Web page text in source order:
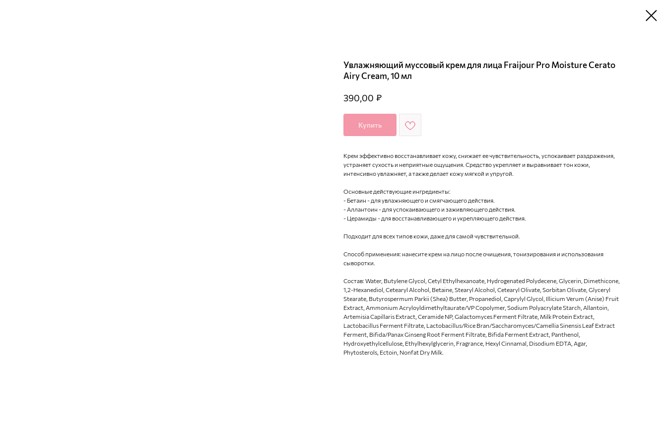
Увлажняющий муссовый крем для лица Fraijour Pro Moisture Cerato
Airy Cream, 10 мл
390,00 ₽
Купить
Крем эффективно восстанавливает кожу, снижает ее чувствительность, успокаивает раздражения,
устраняет сухость и неприятные ощущения. Средство укрепляет и выравнивает тон кожи,
интенсивно увлажняет, а также делает кожу мягкой и упругой.
Основные действующие ингредиенты:
- Бетаин - для увлажняющего и смягчающего действия.
- Аллантоин - для успокаивающего и заживляющего действия.
- Церамиды - для восстанавливающего и укрепляющего действия.
Подходит для всех типов кожи, даже для самой чувствительной.
Способ применения: нанесите крем на лицо после очищения, тонизирования и использования
сыворотки.
Состав: Water, Butylene Glycol, Cetyl Ethylhexanoate, Hydrogenated Polydecene, Glycerin, Dimethicone,
1,2-Hexanediol, Cetearyl Alcohol, Betaine, Stearyl Alcohol, Cetearyl Olivate, Sorbitan Olivate, Glyceryl
Stearate, Butyrospermum Parkii (Shea) Butter, Propanediol, Caprylyl Glycol, Illicium Verum (Anise) Fruit
Extract, Ammonium Acryloyldimethyltaurate/VP Copolymer, Sodium Polyacrylate Starch, Allantoin,
Artemisia Capillaris Extract, Ceramide NP, Galactomyces Ferment Filtrate, Milk Protein Extract,
Lactobacillus Ferment Filtrate, Lactobacillus/Rice Bran/Saccharomyces/Camellia Sinensis Leaf Extract
Ferment, Bifida/Panax Ginseng Root Ferment Filtrate, Bifida Ferment Extract, Panthenol,
Hydroxyethylcellulose, Ethylhexylglycerin, Fragrance, Hexyl Cinnamal, Disodium EDTA, Agar,
Phytosterols, Ectoin, Nonfat Dry Milk.